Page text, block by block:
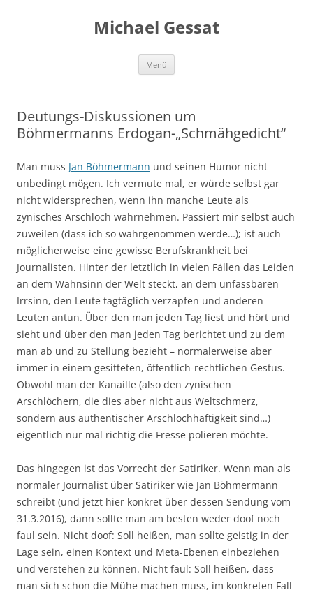
Michael Gessat
Menü
Deutungs-Diskussionen um
Böhmermanns Erdogan-„Schmähgedicht“
Man muss Jan Böhmermann und seinen Humor nicht
unbedingt mögen. Ich vermute mal, er würde selbst gar
nicht widersprechen, wenn ihn manche Leute als
zynisches Arschloch wahrnehmen. Passiert mir selbst auch
zuweilen (dass ich so wahrgenommen werde…); ist auch
möglicherweise eine gewisse Berufskrankheit bei
Journalisten. Hinter der letztlich in vielen Fällen das Leiden
an dem Wahnsinn der Welt steckt, an dem unfassbaren
Irrsinn, den Leute tagtäglich verzapfen und anderen
Leuten antun. Über den man jeden Tag liest und hört und
sieht und über den man jeden Tag berichtet und zu dem
man ab und zu Stellung bezieht – normalerweise aber
immer in einem gesitteten, öffentlich-rechtlichen Gestus.
Obwohl man der Kanaille (also den zynischen
Arschlöchern, die dies aber nicht aus Weltschmerz,
sondern aus authentischer Arschlochhaftigkeit sind…)
eigentlich nur mal richtig die Fresse polieren möchte.
Das hingegen ist das Vorrecht der Satiriker. Wenn man als
normaler Journalist über Satiriker wie Jan Böhmermann
schreibt (und jetzt hier konkret über dessen Sendung vom
31.3.2016), dann sollte man am besten weder doof noch
faul sein. Nicht doof: Soll heißen, man sollte geistig in der
Lage sein, einen Kontext und Meta-Ebenen einbeziehen
und verstehen zu können. Nicht faul: Soll heißen, dass
man sich schon die Mühe machen muss, im konkreten Fall